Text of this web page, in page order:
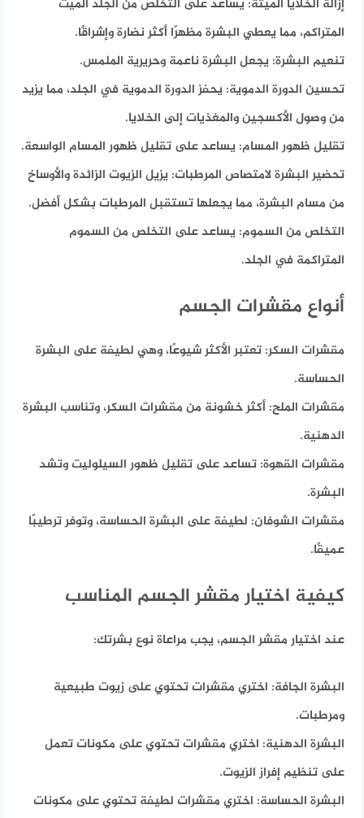
إزالة الخلايا الميتة: يساعد على التخلص من الجلد الميت
المتراكم، مما يعطي البشرة مظهرًا أكثر نضارة وإشراقًا.
تنعيم البشرة: يجعل البشرة ناعمة وحريرية الملمس.
تحسين الدورة الدموية: يحفز الدورة الدموية في الجلد، مما يزيد
من وصول الأكسجين والمغذيات إلى الخلايا.
تقليل ظهور المسام: يساعد على تقليل ظهور المسام الواسعة.
تحضير البشرة لامتصاص المرطبات: يزيل الزيوت الزائدة والأوساخ
من مسام البشرة، مما يجعلها تستقبل المرطبات بشكل أفضل.
التخلص من السموم: يساعد على التخلص من السموم
المتراكمة في الجلد.
أنواع مقشرات الجسم
مقشرات السكر: تعتبر الأكثر شيوعًا، وهي لطيفة على البشرة
الحساسة.
مقشرات الملح: أكثر خشونة من مقشرات السكر، وتناسب البشرة
الدهنية.
مقشرات القهوة: تساعد على تقليل ظهور السيلوليت وتشد
البشرة.
مقشرات الشوفان: لطيفة على البشرة الحساسة، وتوفر ترطيبًا
عميقًا.
كيفية اختيار مقشر الجسم المناسب
عند اختيار مقشر الجسم، يجب مراعاة نوع بشرتك:
البشرة الجافة: اختري مقشرات تحتوي على زيوت طبيعية
ومرطبات.
البشرة الدهنية: اختري مقشرات تحتوي على مكونات تعمل
على تنظيم إفراز الزيوت.
البشرة الحساسة: اختري مقشرات لطيفة تحتوي على مكونات